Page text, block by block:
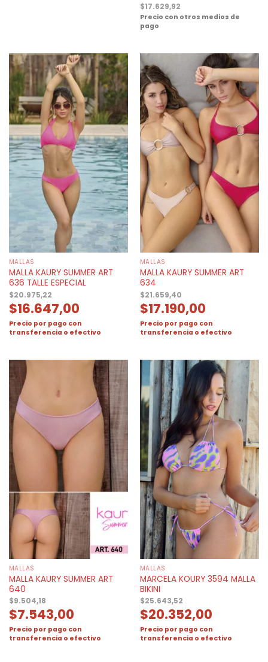
$17.629,92
Precio con otros medios de
pago
MALLAS
MALLA KAURY SUMMER ART
636 TALLE ESPECIAL
$20.975,22
$16.647,00
Precio por pago con
transferencia o efectivo
MALLAS
MALLA KAURY SUMMER ART
634
$21.659,40
$17.190,00
Precio por pago con
transferencia o efectivo
MALLAS
MALLA KAURY SUMMER ART
640
$9.504,18
$7.543,00
Precio por pago con
transferencia o efectivo
MALLAS
MARCELA KOURY 3594 MALLA
BIKINI
$25.643,52
$20.352,00
Precio por pago con
transferencia o efectivo